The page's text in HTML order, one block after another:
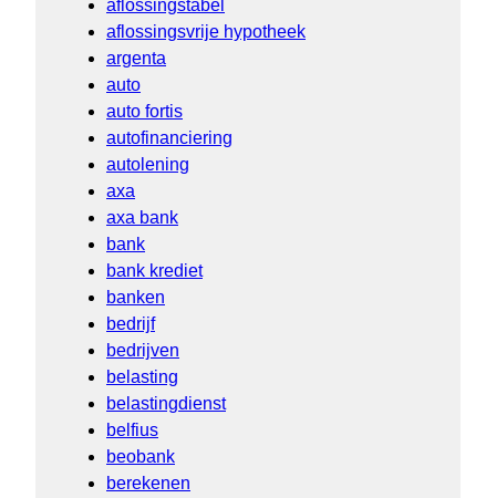
aflossingstabel
aflossingsvrije hypotheek
argenta
auto
auto fortis
autofinanciering
autolening
axa
axa bank
bank
bank krediet
banken
bedrijf
bedrijven
belasting
belastingdienst
belfius
beobank
berekenen